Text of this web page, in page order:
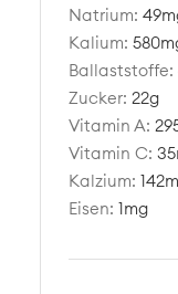
Natrium:49
Kalium:580
Ballaststoffe:
Zucker:22g
Vitamin A:
Vitamin C:35
Kalzium:142
Eisen:1mg